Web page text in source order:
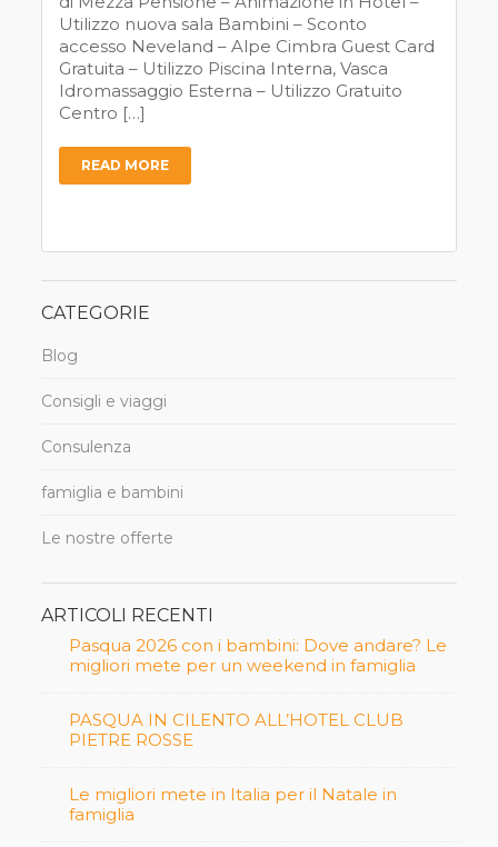
Utilizzo nuova sala Bambini – Sconto
accesso Neveland – Alpe Cimbra Guest Card
Gratuita – Utilizzo Piscina Interna, Vasca
Idromassaggio Esterna – Utilizzo Gratuito
Centro […]
READ MORE
CATEGORIE
Blog
Consigli e viaggi
Consulenza
famiglia e bambini
Le nostre offerte
ARTICOLI RECENTI
Pasqua 2026 con i bambini: Dove andare? Le
migliori mete per un weekend in famiglia
PASQUA IN CILENTO ALL’HOTEL CLUB
PIETRE ROSSE
Le migliori mete in Italia per il Natale in
famiglia